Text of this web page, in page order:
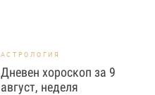
АСТРОЛОГИЯ
Дневен хороскоп за 9
август, неделя